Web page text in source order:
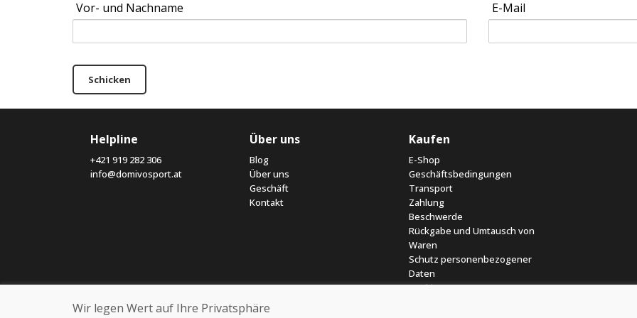
Vor- und Nachname E-Mail
Schicken
Helpline
+421 919 282 306
info@domivosport.at
Über uns
Blog
Über uns
Geschäft
Kontakt
Kaufen
E-Shop
Geschäftsbedingungen
Transport
Zahlung
Beschwerde
Rückgabe und Umtausch von
Waren
Schutz personenbezogener
Daten
Cookies
Wir legen Wert auf Ihre Privatsphäre